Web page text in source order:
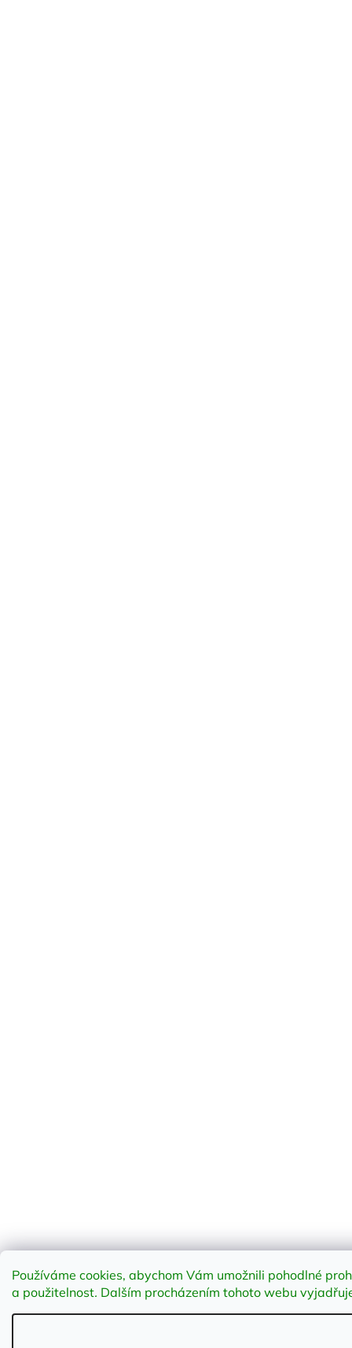
Používáme cookies, abychom Vám umožnili pohodlné
a použitelnost. Dalším procházením tohoto webu